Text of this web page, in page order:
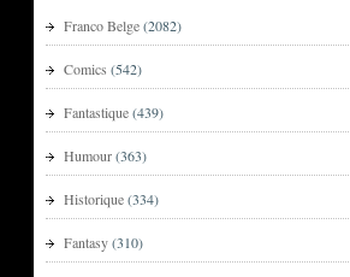
Franco Belge(2082)
Comics (542)
Fantastique(439)
Humour(363)
Historique(334)
Fantasy(310)